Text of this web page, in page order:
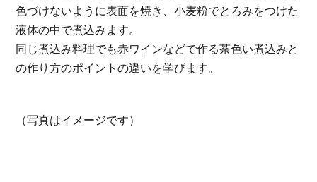
色づけないように表面を焼き、小麦粉でとろみをつけた
液体の中で煮込みます。
同じ煮込み料理でも赤ワインなどで作る茶色い煮込みと
の作り方のポイントの違いを学びます。
（写真はイメージです）